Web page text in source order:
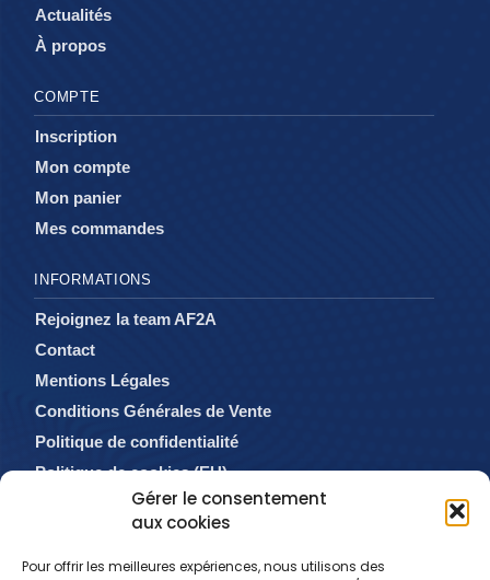
Gérer le consentement
aux cookies
Pour offrir les meilleures expériences, nous utilisons des
INFORMATIONS
Rejoignez la team AF2A
Contact
Mentions Légales
Conditions Générales de Vente
Politique de confidentialité
Politique de cookies (EU)
Actualités
À propos
COMPTE
Inscription
Mon compte
Mon panier
Mes commandes